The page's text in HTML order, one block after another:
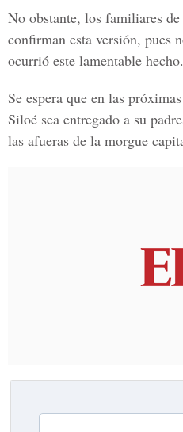
No obstante, los familiares
confirman esta versión, pues
ocurrió este lamentable hecho.
Se espera que en las
Siloé sea entregado a su
las afueras de la morgue